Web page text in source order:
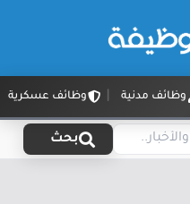
وظائف مدنية وظائف عسكرية
بحث